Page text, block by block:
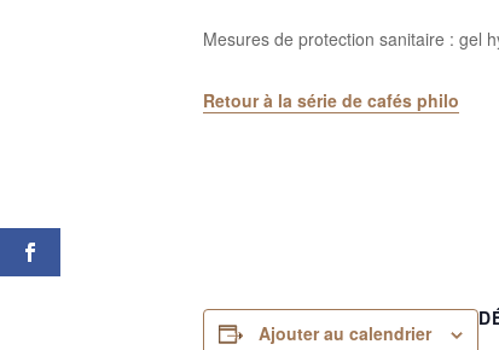
Mesures de protection sanitaire : gel
Retour à la série de cafés philo
Ajouter au calendrier